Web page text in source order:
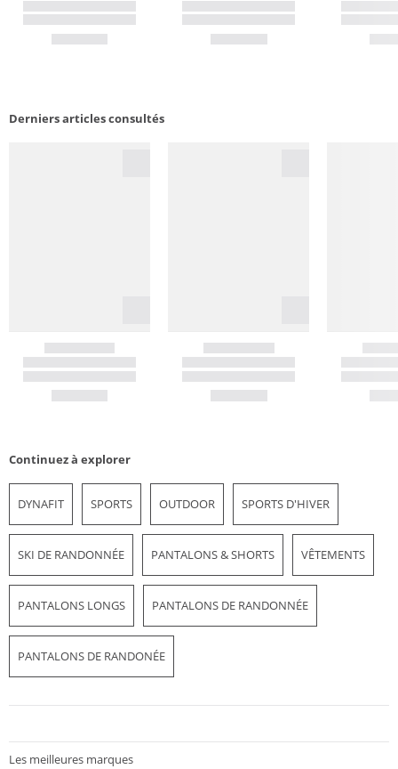
Derniers articles consultés
Continuez à explorer
DYNAFIT SPORTS OUTDOOR SPORTS D'HIVER
SKI DE RANDONNÉE PANTALONS & SHORTS VÊTEMENTS
PANTALONS LONGS PANTALONS DE RANDONNÉE
PANTALONS DE RANDONÉE
Les meilleures marques